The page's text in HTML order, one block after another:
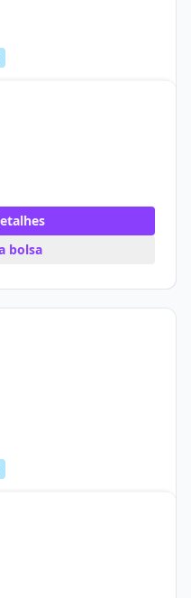
bolsa